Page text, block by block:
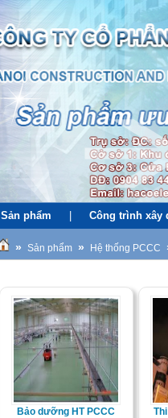
Sản phẩm Công trình xây
» Sản phẩm » Hệ thống PCCC
Bảo dưỡng HT PCCC